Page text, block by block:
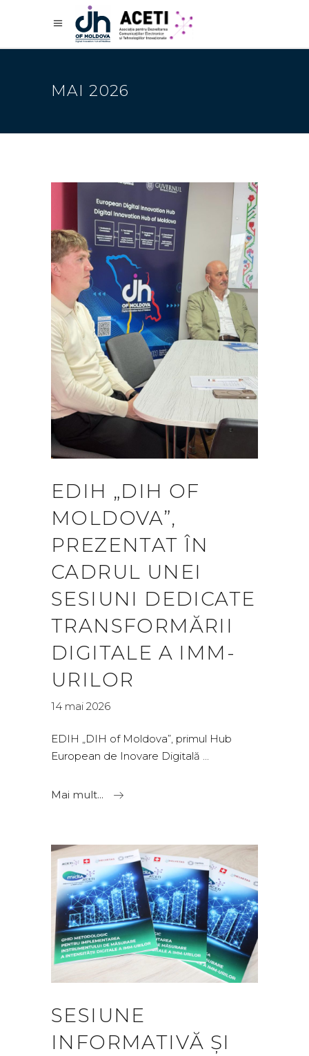
MAI 2026
EDIH „DIH OF
MOLDOVA”,
PREZENTAT ÎN
CADRUL UNEI
SESIUNI DEDICATE
TRANSFORMĂRII
DIGITALE A IMM-
URILOR
14 mai 2026
EDIH „DIH of Moldova”, primul Hub
European de Inovare Digitală
Mai mult...
SESIUNE
INFORMATIVĂ ȘI